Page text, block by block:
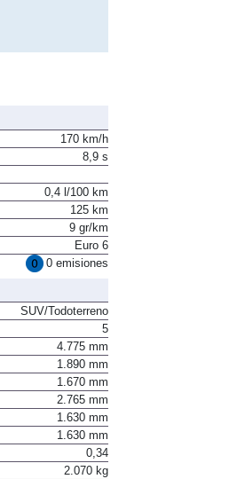
170 km/h
8,9 s
0,4 l/100 km
125 km
9 gr/km
Euro 6
0 emisiones
SUV/Todoterreno
5
4.775 mm
1.890 mm
1.670 mm
2.765 mm
1.630 mm
1.630 mm
0,34
2.070 kg